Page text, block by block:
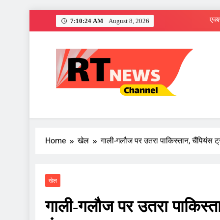
7:10:25 AM August 8, 2026
RT News
Sabse Tezz Sabse Sahi
Home खेल गाली-गलौज पर उतरा पाकिस्तान, चैंपियंस
खेल
गाली-गलौज पर उतरा